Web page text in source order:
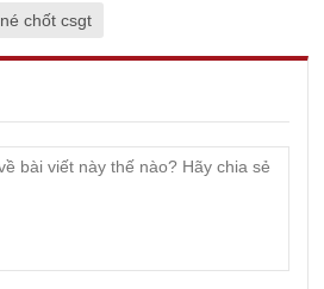
né chốt csgt